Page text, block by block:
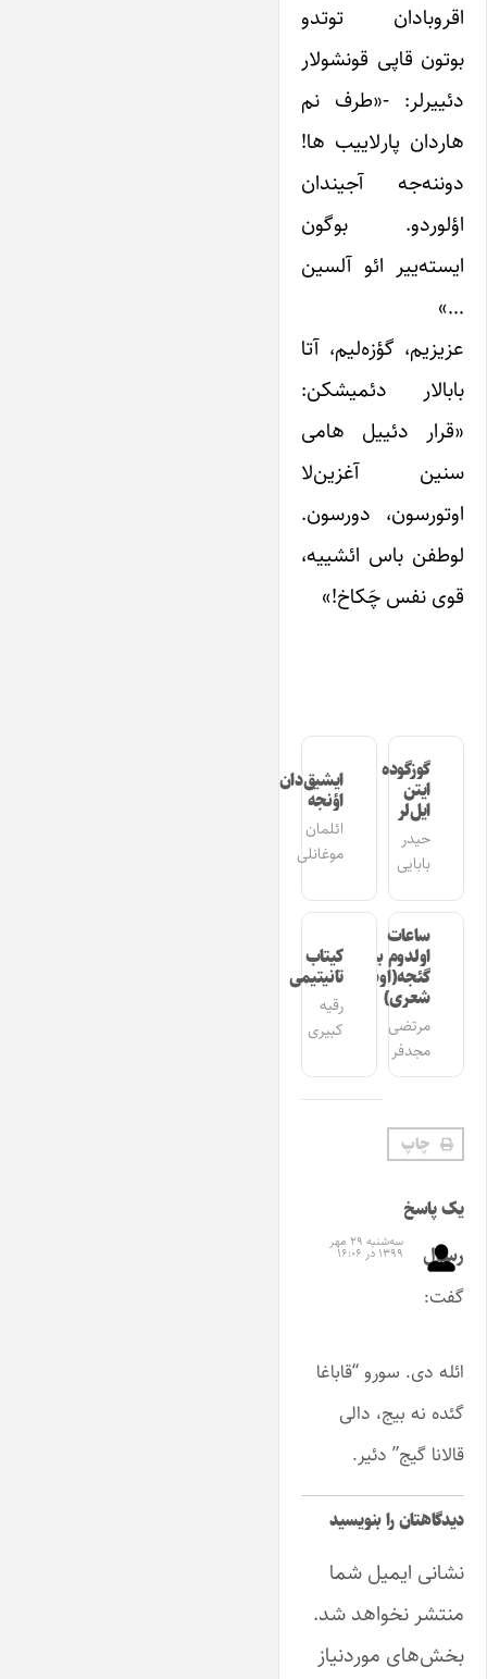
اقروبادان توتدو
بوتون قاپی قونشولار
دئییرلر: -«طرف نم
هاردان پارلاییب ها!
دوننه‌جه آجیندان
اؤلوردو. بوگون
ایسته‌ییر ائو آلسین
…»
عزیزیم، گؤزه‌لیم، آتا
بابالار دئمیشکن:
«قرار دئییل هامی
سنین آغزین‌لا
اوتورسون، دورسون.
لوطفن باس ائشییه،
قوی نفس چَکاخ!»
گوزگوده
ایتن
ایل‌لر
حیدر
بابایی
ایشیق‌دان
اؤنجه
ائلمان
موغانلی
ساعات
اولدوم بیر
گئجه(اوشاق
شعری)
مرتضی
مجدفر
کیتاب
تانیتیمی
رقیه
کبیری
چاپ
یک پاسخ
رسول
گفت:
سه‌شنبه ۲۹ مهر
۱۳۹۹ در ۱۶:۰۶
ائله دی. سورو “قاباغا
گئده نه بیج، دالی
قالانا گیج” دئیر.
دیدگاهتان را بنویسید
نشانی ایمیل شما
منتشر نخواهد شد.
بخش‌های موردنیاز